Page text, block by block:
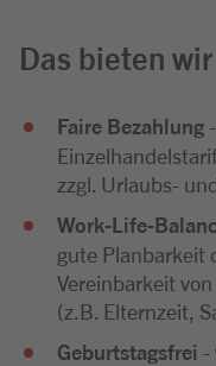
Das bieten
Faire Bezahlung
zzgl. Urlaubs-
Work-Life-
gute Planbarkeit
Vereinbarkeit
(z.B. Elternzeit,
Geburtstagsfrei -